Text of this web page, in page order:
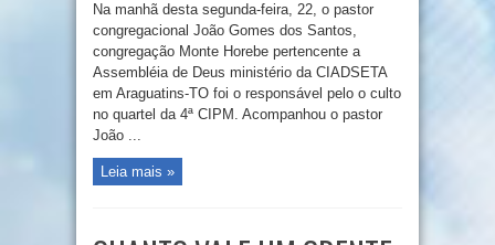
Na manhã desta segunda-feira, 22, o pastor
congregacional João Gomes dos Santos,
congregação Monte Horebe pertencente a
Assembléia de Deus ministério da CIADSETA
em Araguatins-TO foi o responsável pelo o culto
no quartel da 4ª CIPM. Acompanhou o pastor
João ...
Leia mais »